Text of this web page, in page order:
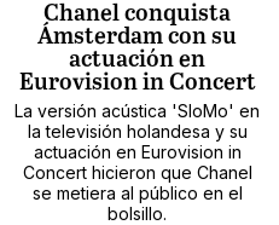
Chanel conquista
Ámsterdam con su
actuación en
Eurovision in Concert
La versión acústica 'SloMo' en
la televisión holandesa y su
actuación en Eurovision in
Concert hicieron que Chanel
se metiera al público en el
bolsillo.